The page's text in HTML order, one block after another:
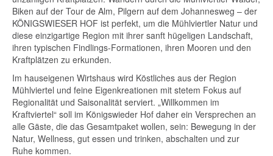
Biken auf der Tour de Alm, Pilgern auf dem Johannesweg – der
KÖNIGSWIESER HOF ist perfekt, um die Mühlviertler Natur und
diese einzigartige Region mit ihrer sanft hügeligen Landschaft,
ihren typischen Findlings-Formationen, ihren Mooren und den
Kraftplätzen zu erkunden.
Im hauseigenen Wirtshaus wird Köstliches aus der Region
Mühlviertel und feine Eigenkreationen mit stetem Fokus auf
Regionalität und Saisonalität serviert. „Willkommen im
Kraftviertel“ soll im Königswieder Hof daher ein Versprechen an
alle Gäste, die das Gesamtpaket wollen, sein: Bewegung in der
Natur, Wellness, gut essen und trinken, abschalten und zur
Ruhe kommen.